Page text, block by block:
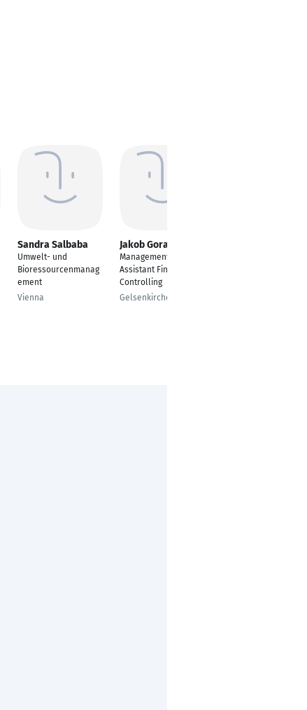
Sandra Salbaba
Umwelt- und
Bioressourcenmanag
ement
Vienna
Jakob Gorak
Management
Assistant Finance &
Controlling
Gelsenkirchen